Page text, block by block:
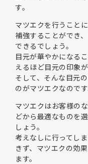
す。
マツエクを行うこと
補強することができ
できるでしょう。
目元が華やかになる
えるほど目元の印象が
そして、そんな目元
のがマツエクなのです
マツエクはお客様の
どから最適なものを
しょう。
考えなしに行ってし
きず、マツエクの効
ます。